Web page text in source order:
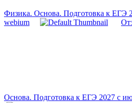
Физика. Основа. Подготовка к ЕГЭ
webium
Основа. Подготовка к ЕГЭ 2027 с